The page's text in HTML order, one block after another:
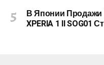
В Японии Продажи
XPERIA 1 II SOG01